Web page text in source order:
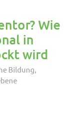
Wie
in
wird
Bildung